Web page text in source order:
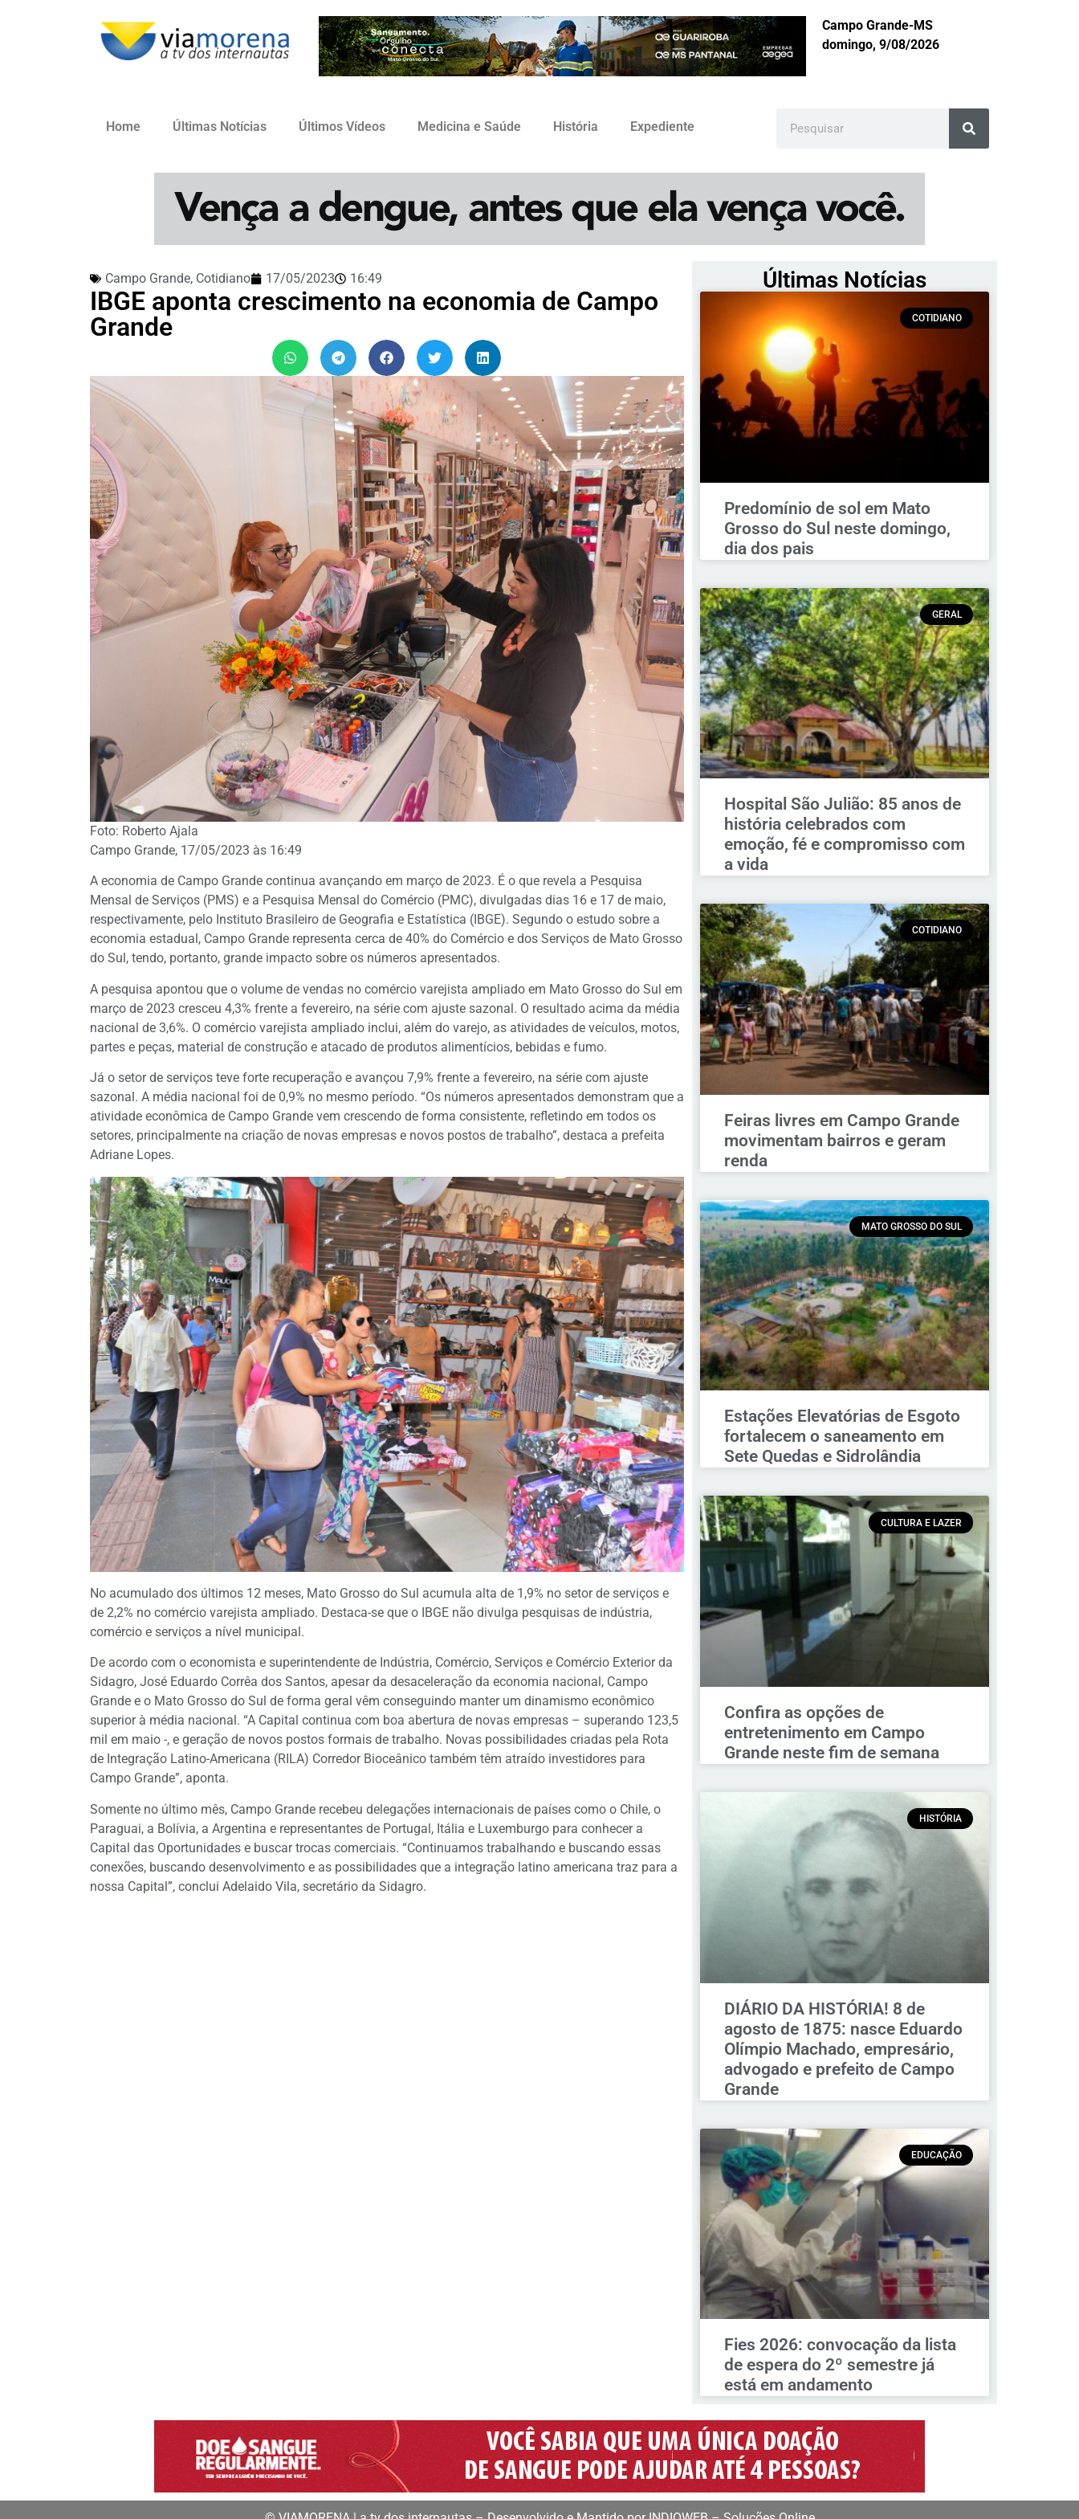
Campo Grande-MS
domingo, 9/08/2026
Home Últimas Notícias Últimos Vídeos Medicina e Saúde História Expediente
Campo Grande, Cotidiano 17/05/2023 16:49
IBGE aponta crescimento na economia de Campo
Grande
Foto: Roberto Ajala
Campo Grande, 17/05/2023 às 16:49
A economia de Campo Grande continua avançando em março de 2023. É o que revela a Pesquisa
Mensal de Serviços (PMS) e a Pesquisa Mensal do Comércio (PMC), divulgadas dias 16 e 17 de maio,
respectivamente, pelo Instituto Brasileiro de Geografia e Estatística (IBGE). Segundo o estudo sobre a
economia estadual, Campo Grande representa cerca de 40% do Comércio e dos Serviços de Mato Grosso
do Sul, tendo, portanto, grande impacto sobre os números apresentados.
A pesquisa apontou que o volume de vendas no comércio varejista ampliado em Mato Grosso do Sul em
março de 2023 cresceu 4,3% frente a fevereiro, na série com ajuste sazonal. O resultado acima da média
nacional de 3,6%. O comércio varejista ampliado inclui, além do varejo, as atividades de veículos, motos,
partes e peças, material de construção e atacado de produtos alimentícios, bebidas e fumo.
Já o setor de serviços teve forte recuperação e avançou 7,9% frente a fevereiro, na série com ajuste
sazonal. A média nacional foi de 0,9% no mesmo período. “Os números apresentados demonstram que a
atividade econômica de Campo Grande vem crescendo de forma consistente, refletindo em todos os
setores, principalmente na criação de novas empresas e novos postos de trabalho”, destaca a prefeita
Adriane Lopes.
No acumulado dos últimos 12 meses, Mato Grosso do Sul acumula alta de 1,9% no setor de serviços e
de 2,2% no comércio varejista ampliado. Destaca-se que o IBGE não divulga pesquisas de indústria,
comércio e serviços a nível municipal.
De acordo com o economista e superintendente de Indústria, Comércio, Serviços e Comércio Exterior da
Sidagro, José Eduardo Corrêa dos Santos, apesar da desaceleração da economia nacional, Campo
Grande e o Mato Grosso do Sul de forma geral vêm conseguindo manter um dinamismo econômico
superior à média nacional. “A Capital continua com boa abertura de novas empresas – superando 123,5
mil em maio -, e geração de novos postos formais de trabalho. Novas possibilidades criadas pela Rota
de Integração Latino-Americana (RILA) Corredor Bioceânico também têm atraído investidores para
Campo Grande”, aponta.
Somente no último mês, Campo Grande recebeu delegações internacionais de países como o Chile, o
Paraguai, a Bolívia, a Argentina e representantes de Portugal, Itália e Luxemburgo para conhecer a
Capital das Oportunidades e buscar trocas comerciais. “Continuamos trabalhando e buscando essas
conexões, buscando desenvolvimento e as possibilidades que a integração latino americana traz para a
nossa Capital”, conclui Adelaido Vila, secretário da Sidagro.
Últimas Notícias
COTIDIANO
Predomínio de sol em Mato
Grosso do Sul neste domingo,
dia dos pais
GERAL
Hospital São Julião: 85 anos de
história celebrados com
emoção, fé e compromisso com
a vida
COTIDIANO
Feiras livres em Campo Grande
movimentam bairros e geram
renda
MATO GROSSO DO SUL
Estações Elevatórias de Esgoto
fortalecem o saneamento em
Sete Quedas e Sidrolândia
CULTURA E LAZER
Confira as opções de
entretenimento em Campo
Grande neste fim de semana
HISTÓRIA
DIÁRIO DA HISTÓRIA! 8 de
agosto de 1875: nasce Eduardo
Olímpio Machado, empresário,
advogado e prefeito de Campo
Grande
EDUCAÇÃO
Fies 2026: convocação da lista
de espera do 2º semestre já
está em andamento